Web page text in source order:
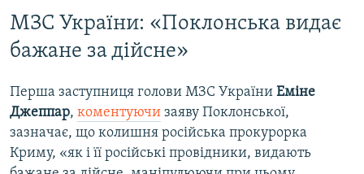
МЗС України: «Поклонська видає
бажане за дійсне»
Перша заступниця голови МЗС України Еміне
Джеппар, коментуючи заяву Поклонської,
зазначає, що колишня російська прокурорка
Криму, «як і її російські провідники, видають